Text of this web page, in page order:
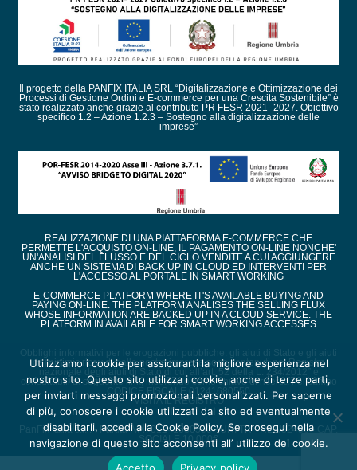
Il progetto della PANFIX ITALIA SRL “Digitalizzazione e Ottimizzazione dei
Processi di Gestione Ordini e E-commerce per una Crescita Sostenibile” è
stato realizzato anche grazie al contributo PR FESR 2021- 2027. Obiettivo
specifico 1.2 – Azione 1.2.3 – Sostegno alla digitalizzazione delle
imprese”
REALIZZAZIONE DI UNA PIATTAFORMA E-COMMERCE CHE
PERMETTE L'ACQUISTO ON-LINE, IL PAGAMENTO ON-LINE NONCHE'
UN'ANALISI DEL FLUSSO E DEL CICLO VENDITE A CUI AGGIUNGERE
ANCHE UN SISTEMA DI BACK UP IN CLOUD ED INTERVENTI PER
L'ACCESSO AL PORTALE IN SMART WORKING
E-COMMERCE PLATFORM WHERE IT'S AVAILABLE BUYING AND
PAYING ON-LINE. THE PLATFORM ANALISES THE SELLING FLUX
WHOSE INFORMATION ARE BACKED UP IN A CLOUD SERVICE. THE
PLATFORM IN AVAILABLE FOR SMART WORKING ACCESSES
Obblighi informativi per le erogazioni pubbliche: gli aiuti di Stato e gli aiuti
de minimis ricevuti dalla nostra impresa sono contenuti nel Registro
nazionale degli aiuti di Stato di cui all’art. 52 della L. 234/2012” e
consultabili al seguente link, inserendo come chiave di ricerca nel campo
CODICE FISCALE 01241680550
VISITA IL REGISTRO
PanFix Italia s.r.l. - Partita IVA : 01241680550 - URI TR - REA 82450 - CAP.
SOCIALE 10.000€
Utilizziamo i cookie per assicurarti la migliore esperienza nel
nostro sito. Questo sito utilizza i cookie, anche di terze parti,
per inviarti messaggi promozionali personalizzati. Per saperne
di più, conoscere i cookie utilizzati dal sito ed eventualmente
disabilitarli, accedi alla Cookie Policy. Se prosegui nella
navigazione di questo sito acconsenti all’ utilizzo dei cookie.
Accetto
Privacy policy